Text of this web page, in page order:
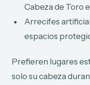
Cabeza de Toro
Arrecifes
espacios
Prefieren lugares
solo su cabeza